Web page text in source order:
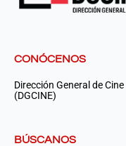
CONÓCENOS
Dirección General de Cine
(DGCINE)
BÚSCANOS